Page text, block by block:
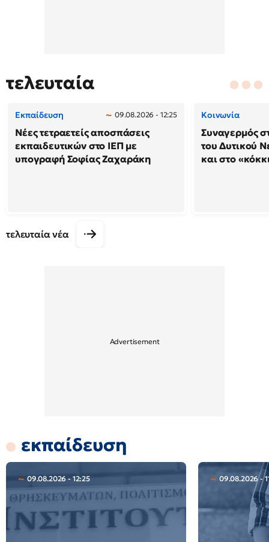
τελευταία
Εκπαίδευση 09.08.2026 - 12:25
Νέες τετραετείς αποσπάσεις
εκπαιδευτικών στο ΙΕΠ με
υπογραφή Σοφίας Ζαχαράκη
Κοινωνία
Συναγερμός
του Δυτικού
και στο
τελευταία νέα
εκπαίδευση
09.08.2026 - 12:25 09.08.2026 -